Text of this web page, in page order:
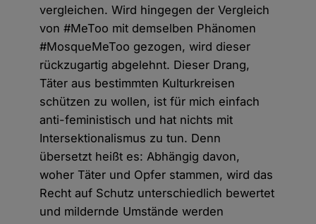
vergleichen. Wird hingegen der Vergleich
von #MeToo mit demselben Phänomen
#MosqueMeToo gezogen, wird dieser
rückzugartig abgelehnt. Dieser Drang,
Täter aus bestimmten Kulturkreisen
schützen zu wollen, ist für mich einfach
anti-feministisch und hat nichts mit
Intersektionalismus zu tun. Denn
übersetzt heißt es: Abhängig davon,
woher Täter und Opfer stammen, wird das
Recht auf Schutz unterschiedlich bewertet
und mildernde Umstände werden